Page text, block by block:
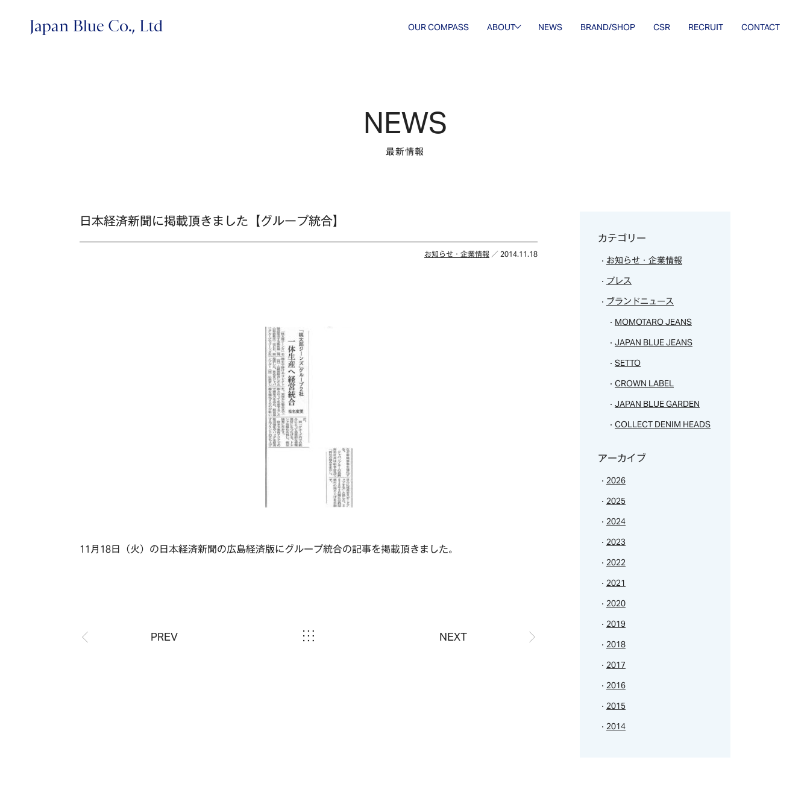
OUR COMPASS ABOUT NEWS BRAND/SHOP CSR RECRUIT CONTACT
NEWS
最新情報
日本経済新聞に掲載頂きました【グループ統合】
お知らせ・企業情報 ／ 2014.11.18
11月18日（火）の日本経済新聞の広島経済版にグループ統合の記事を掲載頂きました。
PREV NEXT
カテゴリー
お知らせ・企業情報
プレス
ブランドニュース
MOMOTARO JEANS
JAPAN BLUE JEANS
SETTO
CROWN LABEL
JAPAN BLUE GARDEN
COLLECT DENIM HEADS
アーカイブ
2026
2025
2024
2023
2022
2021
2020
2019
2018
2017
2016
2015
2014